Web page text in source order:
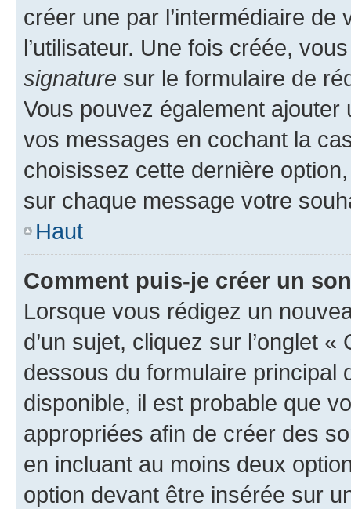
créer une par l’intermédiaire
l’utilisateur. Une fois créée,
signature sur le formulaire de
Vous pouvez également
vos messages en cochant la
choisissez cette dernière
sur chaque message votre
Haut
Comment puis-je créer un
Lorsque vous rédigez un
d’un sujet, cliquez sur l’onglet
dessous du formulaire principal
disponible, il est probable que
appropriées afin de créer des
en incluant au moins deux
option devant être insérée sur